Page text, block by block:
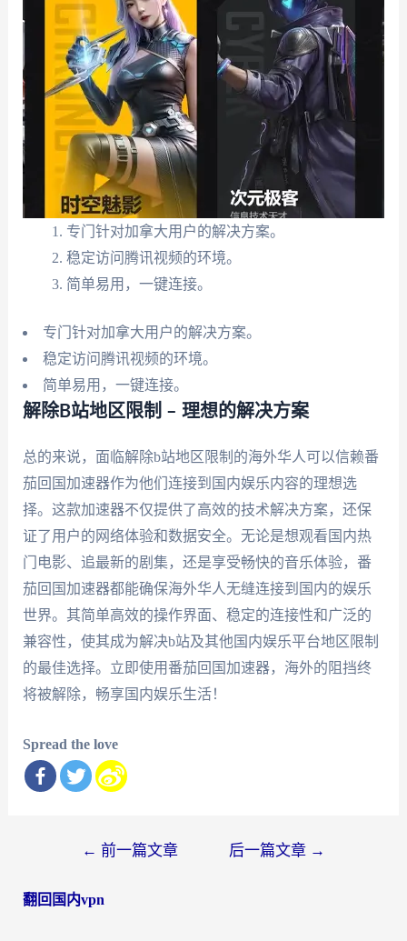
专门针对加拿大用户的解决方案。
稳定访问腾讯视频的环境。
简单易用，一键连接。
专门针对加拿大用户的解决方案。
稳定访问腾讯视频的环境。
简单易用，一键连接。
解除B站地区限制 – 理想的解决方案
总的来说，面临解除b站地区限制的海外华人可以信赖番
茄回国加速器作为他们连接到国内娱乐内容的理想选
择。这款加速器不仅提供了高效的技术解决方案，还保
证了用户的网络体验和数据安全。无论是想观看国内热
门电影、追最新的剧集，还是享受畅快的音乐体验，番
茄回国加速器都能确保海外华人无缝连接到国内的娱乐
世界。其简单高效的操作界面、稳定的连接性和广泛的
兼容性，使其成为解决b站及其他国内娱乐平台地区限制
的最佳选择。立即使用番茄回国加速器，海外的阻挡终
将被解除，畅享国内娱乐生活！
Spread the love
导
← 前一篇文章 后一篇文章 →
翻回国内vpn